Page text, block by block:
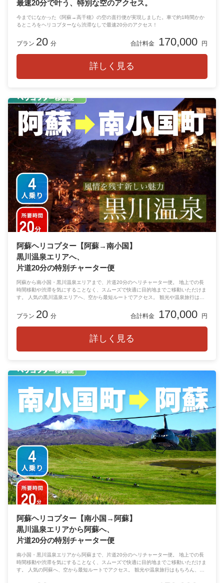
最速20分で叶う、特別な空のアクセス。
今までになかった《阿蘇→高千穂》の空の直行便が実現しました。車で約1時間かか
るところをヘリコプターなら渋滞なしで最速20分のアクセス！
プラン 20 分 合計料金 170,000 円
詳しく見る
阿蘇ヘリコプター【阿蘇→南小国】
黒川温泉エリアへ、
片道20分の特別チャーター便
阿蘇から南小国・黒川温泉エリアまで、片道20分のヘリチャーター便。 地上での長
時間移動や渋滞を気にすることなく、スムーズで快適に目的地までご移動いただけま
す。 人気の黒川温泉エリアへ、空から最短ルートでアクセス。 観光や温泉旅行はも
出になる、贅沢な空の旅をぜひご体験ください。
プラン 20 分 合計料金 170,000 円
詳しく見る
阿蘇ヘリコプター【南小国→阿蘇】
黒川温泉エリアから阿蘇へ、
片道20分の特別チャーター便
南小国・黒川温泉エリアから阿蘇まで、片道20分のヘリチャーター便。 地上での長
時間移動や渋滞を気にすることなく、スムーズで快適に目的地までご移動いただけま
す。 人気の阿蘇へ、空から最短ルートでアクセス。 観光や温泉旅行はもちろん、特